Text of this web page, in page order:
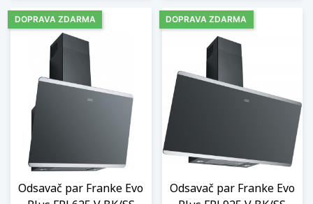
Odsavač par Franke Evo
DOPRAVA ZDARMA
Odsavač par Franke Evo
DOPRAVA ZDARMA